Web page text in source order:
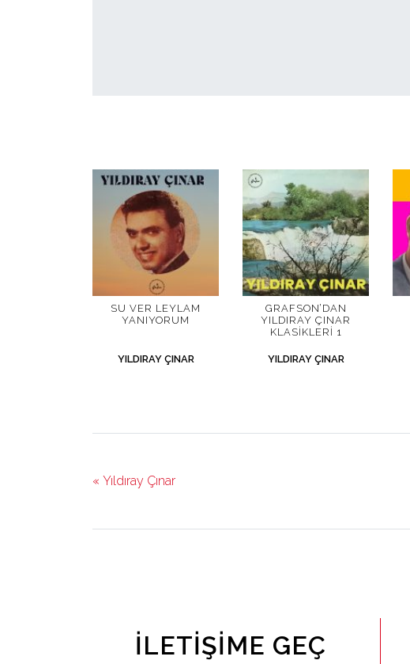
SU VER LEYLAM
YANIYORUM
YILDIRAY ÇINAR
GRAFSON’DAN
YILDIRAY ÇINAR
KLASIKLERI 1
YILDIRAY ÇINAR
« Yıldıray Çınar
İLETIŞIME GEÇ